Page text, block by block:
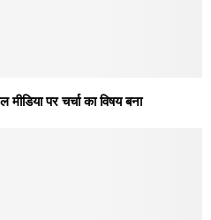
पर चर्चा का विषय बना